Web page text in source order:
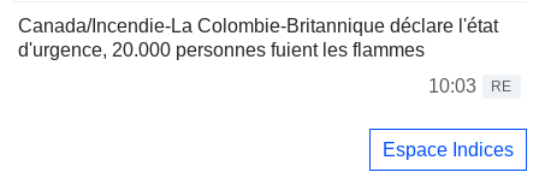
Canada/Incendie-La Colombie-Britannique déclare l'état
d'urgence, 20.000 personnes fuient les flammes
10:03
RE
Espace Indices